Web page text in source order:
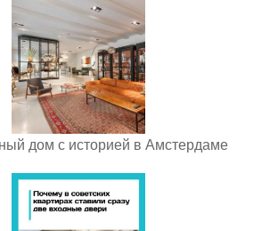
дом с историей в Амстердаме